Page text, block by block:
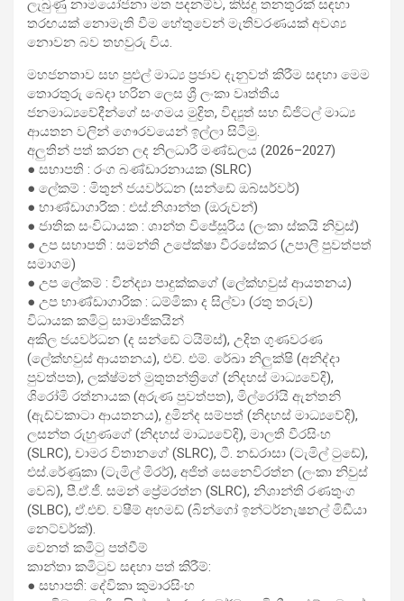
ලැබුණු නාමයෝජනා මත පදනම්ව, කිසිදු තනතුරක් සඳහා
තරඟයක් නොමැති වීම හේතුවෙන් මැතිවරණයක් අවශ්‍ය
නොවන බව තහවුරු විය.
මහජනතාව සහ පුළුල් මාධ්‍ය ප්‍රජාව දැනුවත් කිරීම සඳහා මෙම
තොරතුරු බෙදා හරින ලෙස ශ්‍රී ලංකා වෘත්තීය
ජනමාධ්‍යවේදීන්ගේ සංගමය මුද්‍රිත, විද්‍යුත් සහ ඩිජිටල් මාධ්‍ය
ආයතන වලින් ගෞරවයෙන් ඉල්ලා සිටීමු.
අලුතින් පත් කරන ලද නිලධාරී මණ්ඩලය (2026–2027)
● සභාපති : රංග බණ්ඩාරනායක (SLRC)
● ලේකම් : මිතුන් ජයවර්ධන (සන්ඩේ ඔබ්සර්වර්)
● භාණ්ඩාගාරික : එස්.නිශාන්ත (ඔරුවන්)
● ජාතික සංවිධායක : ශාන්ත විජේසූරිය (ලංකා ස්කයි නිවුස්)
● උප සභාපති : සමන්ති උපේක්ෂා වීරසේකර (උපාලි පුවත්පත්
සමාගම)
● උප ලේකම් : වින්ද්‍යා පාදුක්කගේ (ලේක්හවුස් ආයතනය)
● උප භාණ්ඩාගාරික : ධම්මිකා ද සිල්වා (රතු තරුව)
විධායක කමිටු සාමාජිකයින්
අකිල ජයවර්ධන (ද සන්ඩේ ටයිම්ස්), උදිත ගුණවරණ
(ලේක්හවුස් ආයතනය), එච්. එම්. රේඛා නිලුක්ෂි (අනිද්දා
පුවත්පත), ලක්ෂ්මන් මුතුතන්ත්‍රිගේ (නිදහස් මාධ්‍යවේදි),
ශිරෝමි රත්නායක (අරුණ පුවත්පත), මිල්රෝයි ඇන්තනි
(ඇඩ්වකාටා ආයතනය), දුමින්ද සම්පත් (නිදහස් මාධ්‍යවේදි),
ලසන්ත රුහුණගේ (නිදහස් මාධ්‍යවේදි), මාලතී වීරසිංහ
(SLRC), චාමර විතානගේ (SLRC), ටී. නඩරාසා (ටැමිල් ටුඩේ),
එස්.රේණුකා (ටැමිල් මිරර්), අජිත් සෙනෙවිරත්න (ලංකා නිවුස්
වෙබ්), පී.ඒ.ජී. සමන් ප්‍රේමරත්න (SLRC), නිශාන්ති රණතුංග
(SLBC), ඒ.එච්. වෂීම් අහමඩ් (බින්ගෝ ඉන්ටර්නැෂනල් මිඩීයා
නෙට්වර්ක්).
වෙනත් කමිටු පත්වීම්
කාන්තා කමිටුව සඳහා පත් කිරීම්:
● සභාපති: දේවිකා කුමාරසිංහ